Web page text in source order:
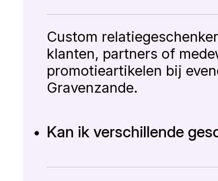
Custom
klanten, partners of
promotieartikelen bij
Gravenzande.
Kan ik verschillende